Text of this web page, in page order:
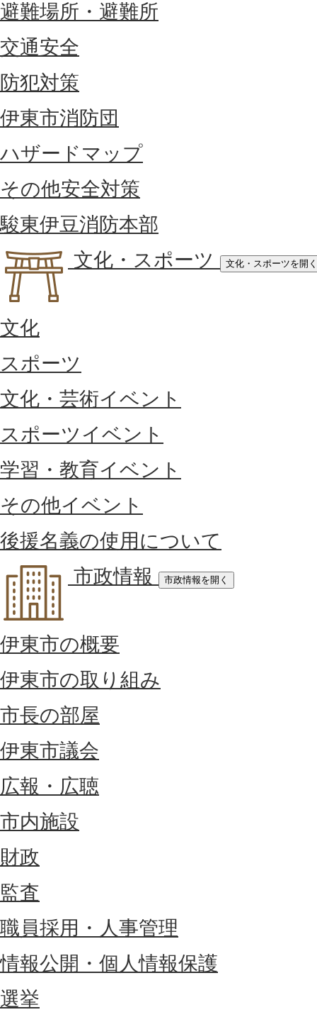
避難場所・避難所
交通安全
防犯対策
伊東市消防団
ハザードマップ
その他安全対策
駿東伊豆消防本部
文化・スポーツ
文化・スポーツを開く
文化
スポーツ
文化・芸術イベント
スポーツイベント
学習・教育イベント
その他イベント
後援名義の使用について
市政情報
市政情報を開く
伊東市の概要
伊東市の取り組み
市長の部屋
伊東市議会
広報・広聴
市内施設
財政
監査
職員採用・人事管理
情報公開・個人情報保護
選挙